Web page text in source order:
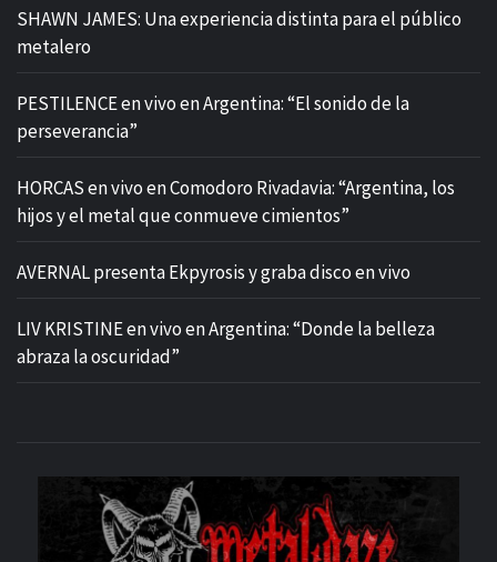
SHAWN JAMES: Una experiencia distinta para el público
metalero
PESTILENCE en vivo en Argentina: “El sonido de la
perseverancia”
HORCAS en vivo en Comodoro Rivadavia: “Argentina, los
hijos y el metal que conmueve cimientos”
AVERNAL presenta Ekpyrosis y graba disco en vivo
LIV KRISTINE en vivo en Argentina: “Donde la belleza
abraza la oscuridad”